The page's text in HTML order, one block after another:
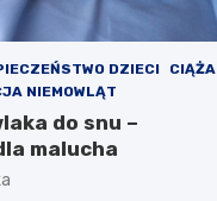
DZIECI
CIĄŻA
NIEMOWLĄT
do snu –
malucha